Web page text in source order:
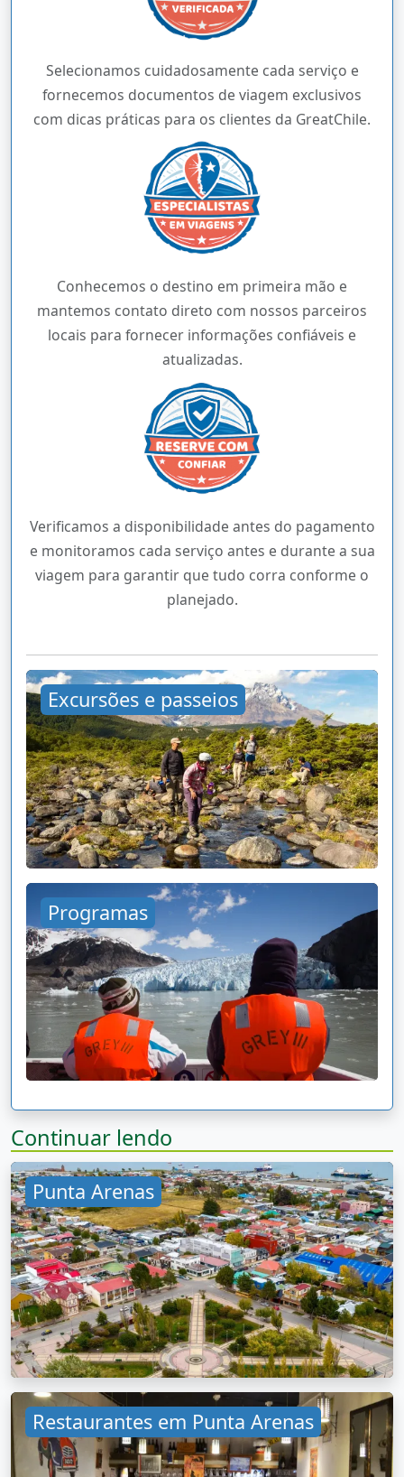
Selecionamos cuidadosamente cada serviço e
fornecemos documentos de viagem exclusivos
com dicas práticas para os clientes da GreatChile.
Conhecemos o destino em primeira mão e
mantemos contato direto com nossos parceiros
locais para fornecer informações confiáveis e
atualizadas.
Verificamos a disponibilidade antes do pagamento
e monitoramos cada serviço antes e durante a sua
viagem para garantir que tudo corra conforme o
planejado.
Excursões e passeios
Programas
Continuar lendo
Punta Arenas
Restaurantes em Punta Arenas